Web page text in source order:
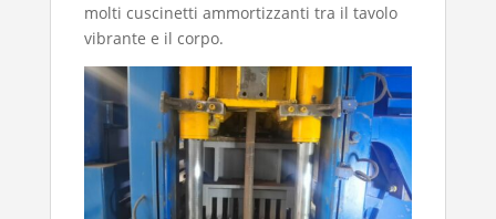
molti cuscinetti ammortizzanti tra il tavolo
vibrante e il corpo.